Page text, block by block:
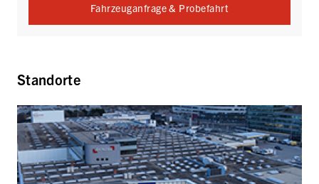
Fahrzeuganfrage & Probefahrt
Standorte